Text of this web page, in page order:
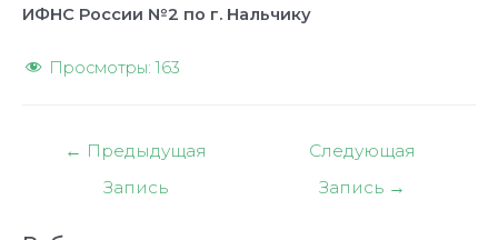
ИФНС России №2 по г. Нальчику
Просмотры: 163
Навигация
← Предыдущая
Запись
Следующая
Запись →